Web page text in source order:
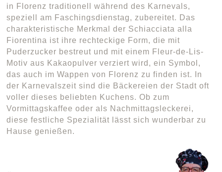
in Florenz traditionell während des Karnevals,
speziell am Faschingsdienstag, zubereitet. Das
charakteristische Merkmal der Schiacciata alla
Fiorentina ist ihre rechteckige Form, die mit
Puderzucker bestreut und mit einem Fleur-de-Lis-
Motiv aus Kakaopulver verziert wird, ein Symbol,
das auch im Wappen von Florenz zu finden ist. In
der Karnevalszeit sind die Bäckereien der Stadt oft
voller dieses beliebten Kuchens. Ob zum
Vormittagskaffee oder als Nachmittagsleckerei,
diese festliche Spezialität lässt sich wunderbar zu
Hause genießen.